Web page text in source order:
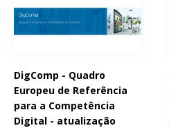
DigComp - Quadro
Europeu de Referência
para a Competência
Digital - atualização
Páginas